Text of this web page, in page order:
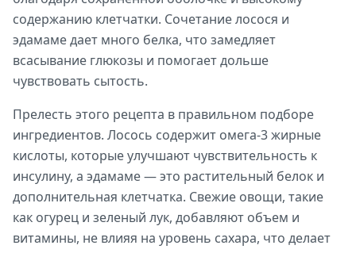
содержанию клетчатки. Сочетание лосося и
эдамаме дает много белка, что замедляет
всасывание глюкозы и помогает дольше
чувствовать сытость.
Прелесть этого рецепта в правильном подборе
ингредиентов. Лосось содержит омега-3 жирные
кислоты, которые улучшают чувствительность к
инсулину, а эдамаме — это растительный белок и
дополнительная клетчатка. Свежие овощи, такие
как огурец и зеленый лук, добавляют объем и
витамины, не влияя на уровень сахара, что делает